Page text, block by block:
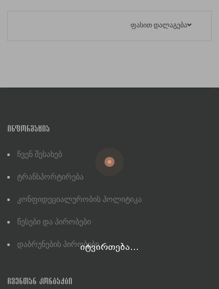
ფასით დალაგება
იტვირთება...
ᲘᲜᲤᲝᲠᲛᲐᲪᲘᲐ
Ჩვენ Შესახებ
Ტრანსპორტირება
Კონფიდეციალურობის Პოლიტიკა
Წესები Და Პირობები
Დაბრუნების Პირობები
ᲩᲕᲔᲜᲗᲐᲜ ᲙᲝᲜᲢᲐᲥᲢᲘ